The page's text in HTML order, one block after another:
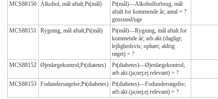
MCS88150 Alkohol, mål aftalt;Pt(mål)
Pt(mål)—Alkoholforbrug, mål
aftalt for kommende år; antal = ?
genstand/uge
MCS88151
Rygning, mål aftalt;Pt(mål)
Pt(mål)—Rygning, mål aftalt for
kommende år; arb.akt.(dagligt;
lejlighedsvis; ophørt; aldrig
røget) = ?
MCS88152 Øjenlægekontrol;Pt(diatetes)
Pt(diabetes)—Øjenlægekontrol;
arb.akt.(ja;nej;ej relevant) = ?
MCS88153 Fodundersøgelse;Pt(diabetes) Pt(diabetes)—Fodundersøgelse;
arb.akt.(ja;nej;ej relevant) = ?